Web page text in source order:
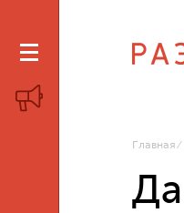
Главная